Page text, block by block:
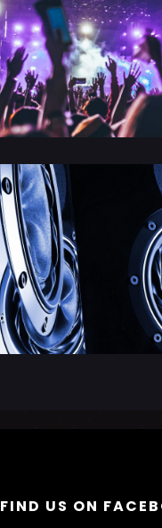
FIND US ON